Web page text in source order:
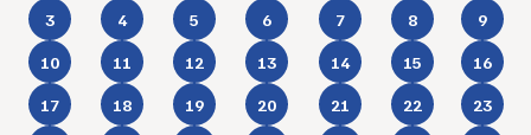
3 4 5 6 7 8 9
10 11 12 13 14 15 16
17 18 19 20 21 22 23